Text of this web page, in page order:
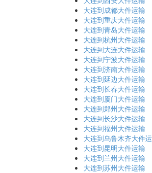
大连到成都大件运输
大连到重庆大件运输
大连到青岛大件运输
大连到杭州大件运输
大连到大连大件运输
大连到宁波大件运输
大连到济南大件运输
大连到延边大件运输
大连到长春大件运输
大连到厦门大件运输
大连到郑州大件运输
大连到长沙大件运输
大连到福州大件运输
大连到乌鲁木齐大件
大连到昆明大件运输
大连到兰州大件运输
大连到苏州大件运输